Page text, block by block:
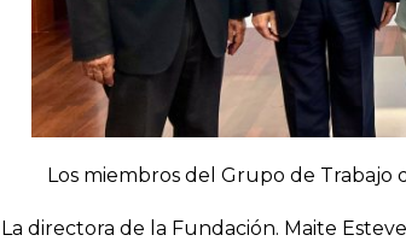
Los miembros del Grupo de
La directora de la Fundación. Maite